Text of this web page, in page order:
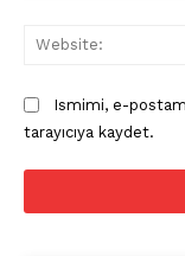
Ismimi, e-
tarayıcıya kaydet.